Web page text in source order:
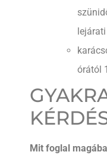
órától
Mit foglal